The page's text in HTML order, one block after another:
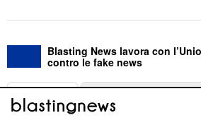
Blasting News lavora con
contro le fake news
ABOUT